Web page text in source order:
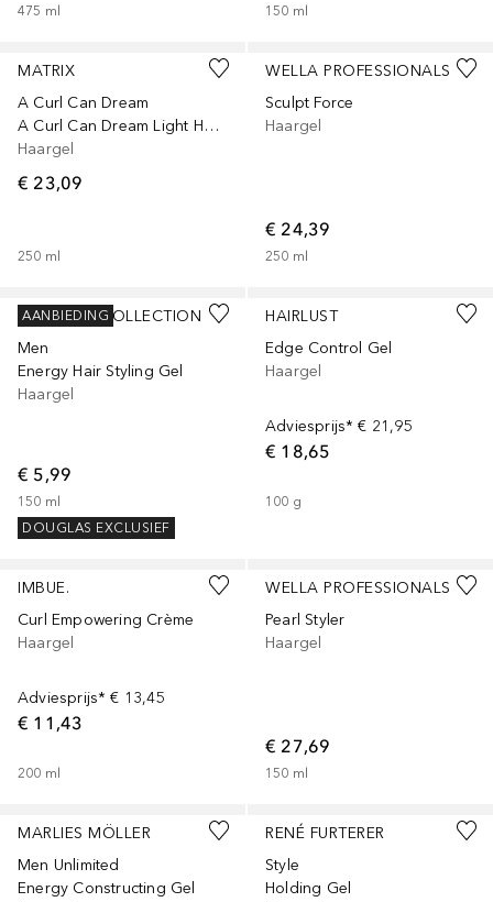
475 ml 150 ml
MATRIX
A Curl Can Dream
A Curl Can Dream Light Hold Gel
Haargel
€ 23,09
250 ml
WELLA PROFESSIONALS
Sculpt Force
Haargel
€ 24,39
250 ml
DOUGLAS COLLECTION
Men
Energy Hair Styling Gel
Haargel
€ 5,99
150 ml
DOUGLAS EXCLUSIEF
AANBIEDING
HAIRLUST
Edge Control Gel
Haargel
Adviesprijs* € 21,95
€ 18,65
100 g
IMBUE.
Curl Empowering Crème
Haargel
Adviesprijs* € 13,45
€ 11,43
200 ml
WELLA PROFESSIONALS
Pearl Styler
Haargel
€ 27,69
150 ml
MARLIES MÖLLER
Men Unlimited
Energy Constructing Gel
RENÉ FURTERER
Style
Holding Gel